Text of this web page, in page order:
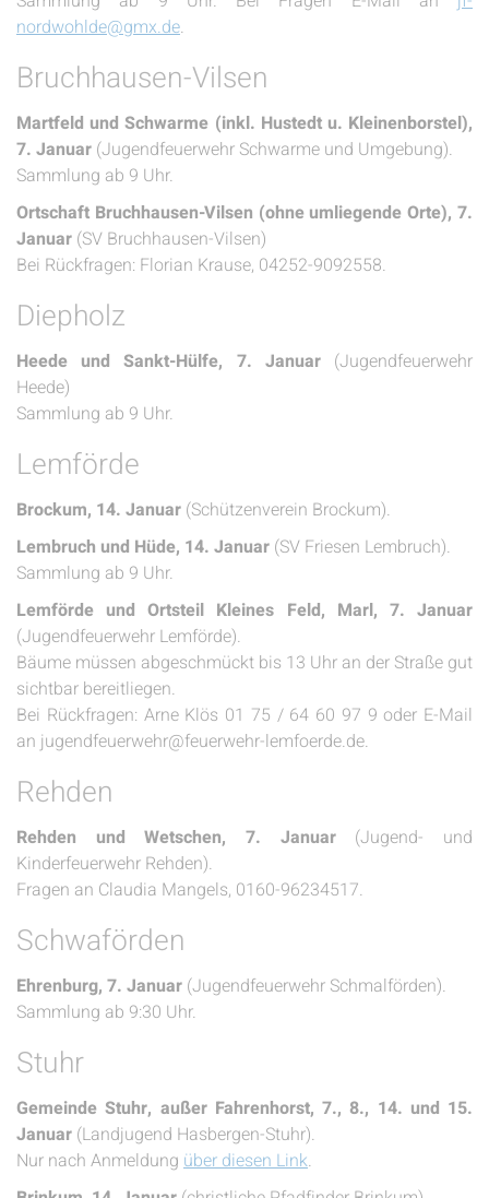
nordwohlde@gmx.de.
Bruchhausen-Vilsen
Martfeld und Schwarme (inkl. Hustedt u. Kleinenborstel),
7. Januar (Jugendfeuerwehr Schwarme und Umgebung).
Sammlung ab 9 Uhr.
Ortschaft Bruchhausen-Vilsen (ohne umliegende Orte), 7.
Januar (SV Bruchhausen-Vilsen)
Bei Rückfragen: Florian Krause, 04252-9092558.
Diepholz
Heede und Sankt-Hülfe, 7. Januar(Jugendfeuerwehr
Heede)
Sammlung ab 9 Uhr.
Lemförde
Brockum, 14. Januar (Schützenverein Brockum).
Lembruch und Hüde, 14. Januar (SV Friesen Lembruch).
Sammlung ab 9 Uhr.
Lemförde und Ortsteil Kleines Feld, Marl, 7. Januar
(Jugendfeuerwehr Lemförde).
Bäume müssen abgeschmückt bis 13 Uhr an der Straße gut
sichtbar bereitliegen.
Bei Rückfragen: Arne Klös 01 75 / 64 60 97 9 oder E-Mail
an jugendfeuerwehr@feuerwehr-lemfoerde.de.
Rehden
Rehden und Wetschen, 7. Januar(Jugend- und
Kinderfeuerwehr Rehden).
Fragen an Claudia Mangels, 0160-96234517.
Schwaförden
Ehrenburg, 7. Januar (Jugendfeuerwehr Schmalförden).
Sammlung ab 9:30 Uhr.
Stuhr
Gemeinde Stuhr, außer Fahrenhorst, 7., 8., 14. und 15.
Januar (Landjugend Hasbergen-Stuhr).
Nur nach Anmeldung über diesen Link.